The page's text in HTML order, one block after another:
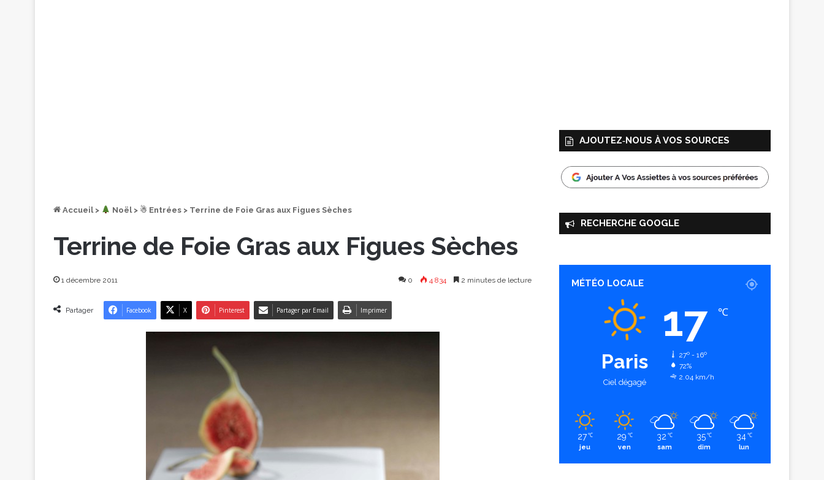
Accueil > ︎ Noël > ☃ Entrées > Terrine de Foie Gras aux Figues Sèches
Terrine de Foie Gras aux Figues Sèches
1 décembre 2011 0 4 834 2 minutes de lecture
Partager Facebook X Pinterest Partager par Email Imprimer
AJOUTEZ‑NOUS À VOS SOURCES
RECHERCHE GOOGLE
MÉTÉO LOCALE
Paris
Ciel dégagé
17 ℃
27º - 16º
72%
2.04 km/h
27 ℃
jeu
29 ℃
ven
32 ℃
sam
35 ℃
dim
34 ℃
lun